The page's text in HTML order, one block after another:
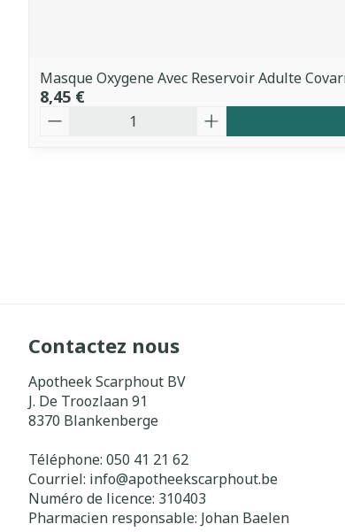
Masque Oxygene Avec Reservoir Adulte
8,45 €
Contactez nous
Apotheek Scarphout BV
J. De Troozlaan 91
8370 Blankenberge
Téléphone: 050 41 21 62
Courriel: info@apotheekscarphout.be
Numéro de licence: 310403
Pharmacien responsable: Johan Baelen